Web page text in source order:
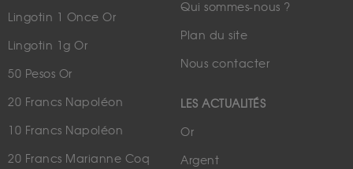
Lingotin 1 Once Or
Lingotin 1g Or
50 Pesos Or
20 Francs Napoléon
10 Francs Napoléon
20 Francs Marianne Coq
Qui sommes-nous ?
Plan du site
Nous contacter
LES ACTUALITÉS
Or
Argent